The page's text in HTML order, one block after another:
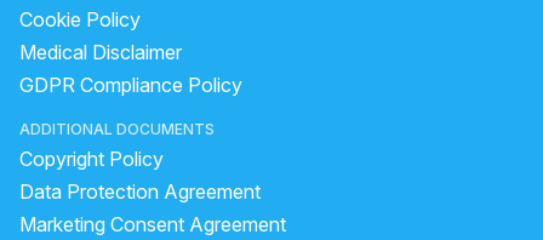
how long does ibs last
is buttermilk good for liver
Too much gas in morning home medicine for gastric
why too much gas in stomach
Cookie Policy
Medical Disclaimer
GDPR Compliance Policy
ADDITIONAL DOCUMENTS
Copyright Policy
Data Protection Agreement
Marketing Consent Agreement